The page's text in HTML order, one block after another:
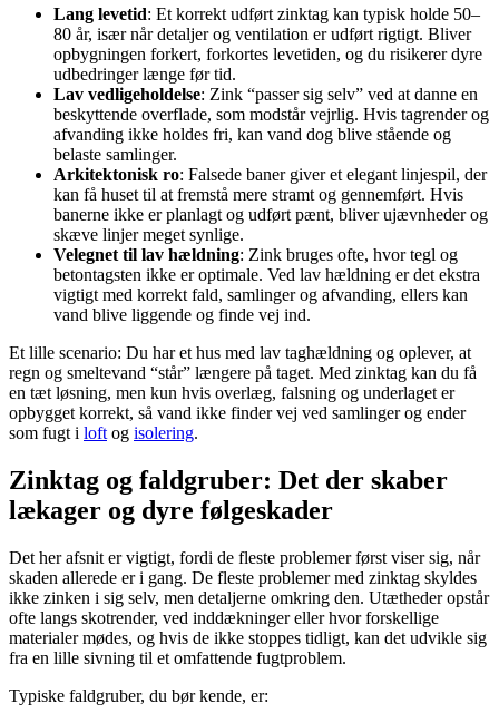
Lang levetid: Et korrekt udført zinktag kan typisk holde 50–
80 år, især når detaljer og ventilation er udført rigtigt. Bliver
opbygningen forkert, forkortes levetiden, og du risikerer dyre
udbedringer længe før tid.
Lav vedligeholdelse: Zink “passer sig selv” ved at danne en
beskyttende overflade, som modstår vejrlig. Hvis tagrender og
afvanding ikke holdes fri, kan vand dog blive stående og
belaste samlinger.
Arkitektonisk ro: Falsede baner giver et elegant linjespil, der
kan få huset til at fremstå mere stramt og gennemført. Hvis
banerne ikke er planlagt og udført pænt, bliver ujævnheder og
skæve linjer meget synlige.
Velegnet til lav hældning: Zink bruges ofte, hvor tegl og
betontagsten ikke er optimale. Ved lav hældning er det ekstra
vigtigt med korrekt fald, samlinger og afvanding, ellers kan
vand blive liggende og finde vej ind.
Et lille scenario: Du har et hus med lav taghældning og oplever, at
regn og smeltevand “står” længere på taget. Med zinktag kan du få
en tæt løsning, men kun hvis overlæg, falsning og underlaget er
opbygget korrekt, så vand ikke finder vej ved samlinger og ender
som fugt i loft og isolering.
Zinktag og faldgruber: Det der skaber
lækager og dyre følgeskader
Det her afsnit er vigtigt, fordi de fleste problemer først viser sig, når
skaden allerede er i gang. De fleste problemer med zinktag skyldes
ikke zinken i sig selv, men detaljerne omkring den. Utætheder opstår
ofte langs skotrender, ved inddækninger eller hvor forskellige
materialer mødes, og hvis de ikke stoppes tidligt, kan det udvikle sig
fra en lille sivning til et omfattende fugtproblem.
Typiske faldgruber, du bør kende, er: